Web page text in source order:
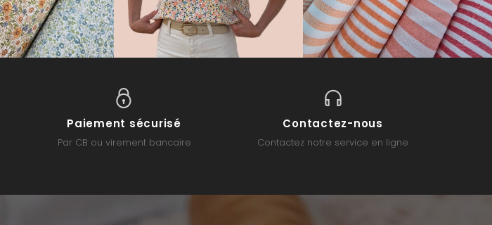
Paiement sécurisé
Par CB ou virement bancaire
Contactez-nous
Contactez notre service en ligne